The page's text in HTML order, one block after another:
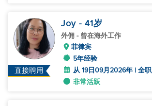
直接聘用
Joy - 41岁
外佣 - 曾在海外工作
菲律宾
5年经验
从 19日09月2026年 | 全职
非常活跃